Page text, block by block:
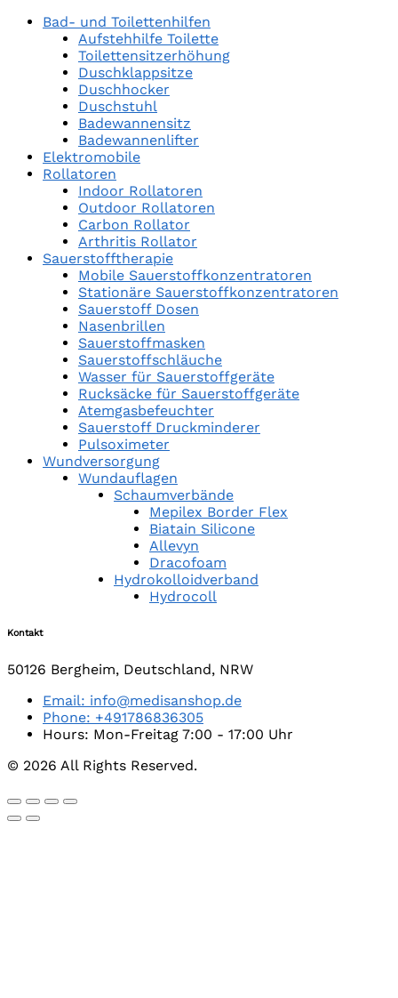
Bad- und Toilettenhilfen
Aufstehhilfe Toilette
Toilettensitzerhöhung
Duschklappsitze
Duschhocker
Duschstuhl
Badewannensitz
Badewannenlifter
Elektromobile
Rollatoren
Indoor Rollatoren
Outdoor Rollatoren
Carbon Rollator
Arthritis Rollator
Sauerstofftherapie
Mobile Sauerstoffkonzentratoren
Stationäre Sauerstoffkonzentratoren
Sauerstoff Dosen
Nasenbrillen
Sauerstoffmasken
Sauerstoffschläuche
Wasser für Sauerstoffgeräte
Rucksäcke für Sauerstoffgeräte
Atemgasbefeuchter
Sauerstoff Druckminderer
Pulsoximeter
Wundversorgung
Wundauflagen
Schaumverbände
Mepilex Border Flex
Biatain Silicone
Allevyn
Dracofoam
Hydrokolloidverband
Hydrocoll
Kontakt
50126 Bergheim, Deutschland, NRW
Email: info@medisanshop.de
Phone: +491786836305
Hours: Mon-Freitag 7:00 - 17:00 Uhr
© 2026 All Rights Reserved.